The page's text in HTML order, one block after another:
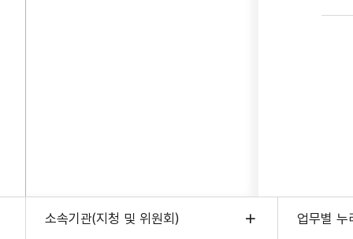
소속기관(지청 및 위원회) 업무별 누